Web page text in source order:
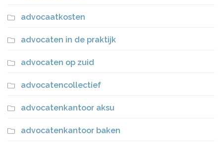
advocaatkosten
advocaten in de praktijk
advocaten op zuid
advocatencollectief
advocatenkantoor aksu
advocatenkantoor baken